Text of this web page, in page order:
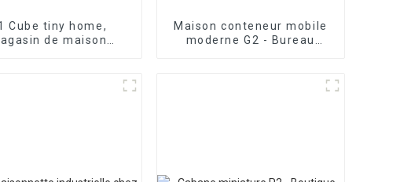
Cube tiny home,
de maison
Maison conteneur mobile
moderne G2 - Bureau